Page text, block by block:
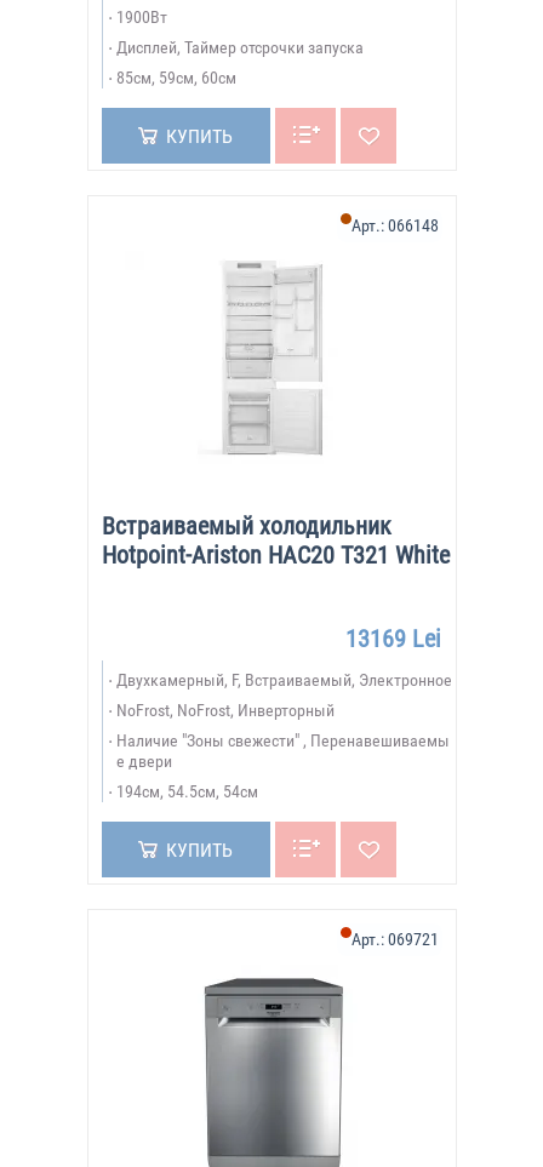
1900Вт
Дисплей, Таймер отсрочки запуска
85см, 59см, 60см
КУПИТЬ
Встраиваемый холодильник
Hotpoint-Ariston HAC20 T321 White
Арт.:066148
13169 Lei
Двухкамерный, F, Встраиваемый, Электронное
NoFrost, NoFrost, Инверторный
Наличие "Зоны свежести" , Перенавешиваемы
е двери
194см, 54.5см, 54см
КУПИТЬ
Арт.:069721